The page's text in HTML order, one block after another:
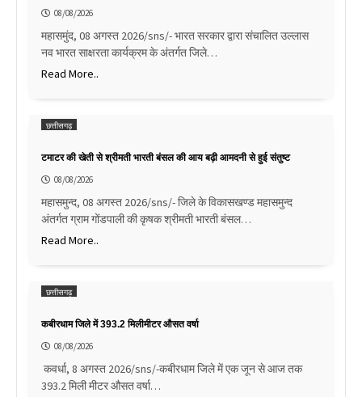
08/08/2026
महासमुंद, 08 अगस्त 2026/sns/- भारत सरकार द्वारा संचालित उल्लास
नव भारत साक्षरता कार्यक्रम के अंतर्गत जिले…
Read More..
छत्तीसगढ़
टमाटर की खेती से श्रीमती भारती बंसल की आय बढ़ी आमदनी से हुई संतुष्ट
08/08/2026
महासमुन्द, 08 अगस्त 2026/sns/- जिले के विकासखण्ड महासमुन्द
अंतर्गत ग्राम गोंडपाली की कृषक श्रीमती भारती बंसल…
Read More..
छत्तीसगढ़
कबीरधाम जिले में 393.2 मिलीमीटर औसत वर्षा
08/08/2026
कवर्धा, 8 अगस्त 2026/sns/-कबीरधाम जिले में एक जून से आज तक
393.2 मिली मीटर औसत वर्षा…